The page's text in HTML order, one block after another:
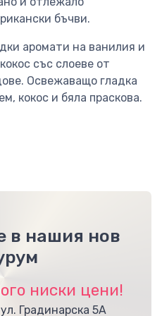
бъчви.
аромати на ванилия и
със слоеве от
Освежаващо гладка
кокос и бяла праскова.
в нашия нов
ниски цени!
Градинарска 5А